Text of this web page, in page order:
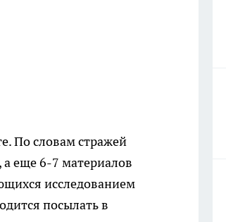
По словам стражей
а еще 6-7 материалов
исследованием
посылать в